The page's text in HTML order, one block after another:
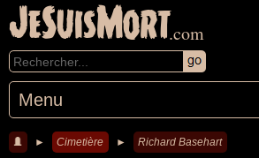
JeSuisMort.com
Menu
► Cimetière ► Richard Basehart